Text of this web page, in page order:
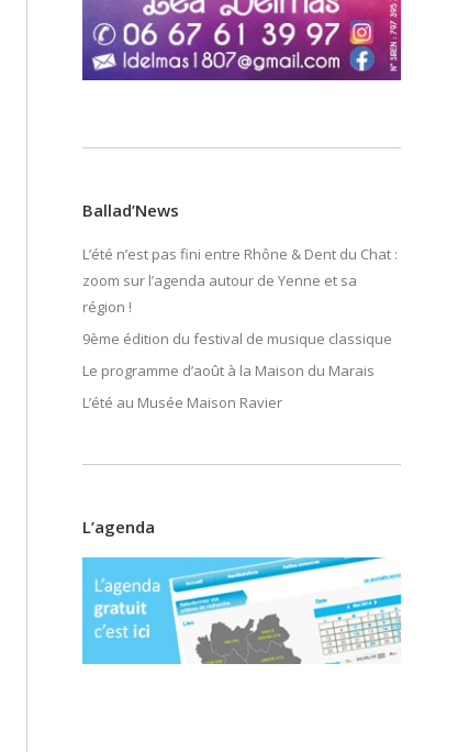
Ballad’News
L’été n’est pas fini entre Rhône & Dent du Chat :
zoom sur l’agenda autour de Yenne et sa
région !
9ème édition du festival de musique classique
Le programme d’août à la Maison du Marais
L’été au Musée Maison Ravier
L’agenda